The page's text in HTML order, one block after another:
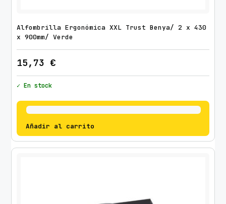
Alfombrilla Ergonómica XXL Trust Benya/ 2 x 430
x 900mm/ Verde
15,73 €
✓ En stock
Añadir al carrito